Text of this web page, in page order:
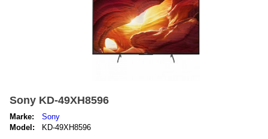
Sony KD-49XH8596
Marke:
Sony
Model:
KD-49XH8596